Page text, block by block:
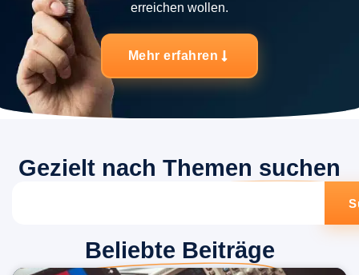
erreichen wollen.
Mehr erfahren
Gezielt nach Themen suchen
Beliebte Beiträge